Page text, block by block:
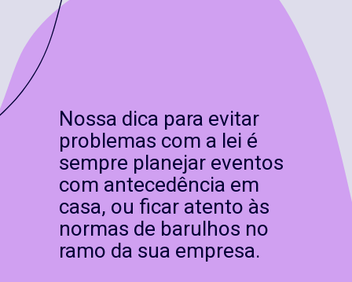
Nossa dica para evitar
problemas com a lei é
sempre planejar eventos
com antecedência em
casa, ou ficar atento às
normas de barulhos no
ramo da sua empresa.